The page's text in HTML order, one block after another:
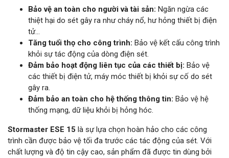
Bảo vệ an toàn cho người và tài sản: Ngăn ngừa các
thiệt hại do sét gây ra như cháy nổ, hư hỏng thiết bị điện
tử…
Tăng tuổi thọ cho công trình: Bảo vệ kết cấu công trình
khỏi sự tác động của dòng điện sét.
Đảm bảo hoạt động liên tục của các thiết bị: Bảo vệ
các thiết bị điện tử, máy móc thiết bị khỏi sự cố do sét
gây ra.
Đảm bảo an toàn cho hệ thống thông tin: Bảo vệ hệ
thống mạng, dữ liệu khỏi bị hỏng hóc.
Stormaster ESE 15 là sự lựa chọn hoàn hảo cho các công
trình cần được bảo vệ tối đa trước các tác động của sét. Với
chất lượng và độ tin cậy cao, sản phẩm đã được tin dùng bởi